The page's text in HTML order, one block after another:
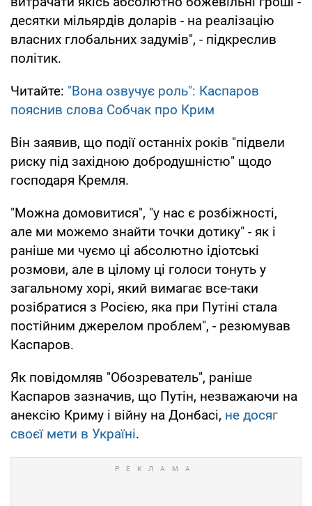
десятки мільярдів доларів - на реалізацію
власних глобальних задумів", - підкреслив
політик.
Читайте: "Вона озвучує роль": Каспаров
пояснив слова Собчак про Крим
Він заявив, що події останніх років "підвели
риску під західною добродушністю" щодо
господаря Кремля.
"Можна домовитися", "у нас є розбіжності,
але ми можемо знайти точки дотику" - як і
раніше ми чуємо ці абсолютно ідіотські
розмови, але в цілому ці голоси тонуть у
загальному хорі, який вимагає все-таки
розібратися з Росією, яка при Путіні стала
постійним джерелом проблем", - резюмував
Каспаров.
Як повідомляв "Обозреватель", раніше
Каспаров зазначив, що Путін, незважаючи на
анексію Криму і війну на Донбасі, не досяг
своєї мети в Україні.